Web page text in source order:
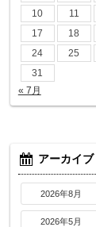
10
11
17
18
24
25
31
« 7月
アーカイブ
2026年8月
2026年5月